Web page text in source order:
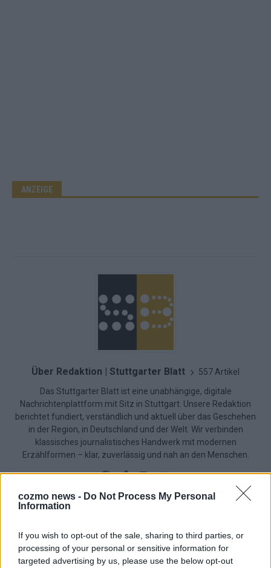
cozmo news - Do Not Process My Personal
Information
If you wish to opt-out of the sale, sharing to third parties, or
processing of your personal or sensitive information for
targeted advertising by us, please use the below opt-out
ANZEIGE
Über Redaktion | Stuttgarter Blatt 557 Artikel
Das Stuttgarter Blatt ist eine unabhängige, digitale
Nachrichtenplattform mit Sitz in Stuttgart. Unsere Redaktion
berichtet fundiert, verständlich und aktuell über das Geschehen
in der Region, in Deutschland und der Welt. Wir verbinden
klassisches journalistisches Handwerk mit modernen
Erzählformen – klar, zuverlässig und nah an den Menschen.
Hinterlasse einen Kommentar